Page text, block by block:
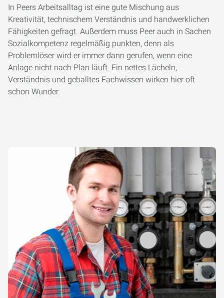
In Peers Arbeitsalltag ist eine gute Mischung aus
Kreativität, technischem Verständnis und handwerklichen
Fähigkeiten gefragt. Außerdem muss Peer auch in Sachen
Sozialkompetenz regelmäßig punkten, denn als
Problemlöser wird er immer dann gerufen, wenn eine
Anlage nicht nach Plan läuft. Ein nettes Lächeln,
Verständnis und geballtes Fachwissen wirken hier oft
schon Wunder.